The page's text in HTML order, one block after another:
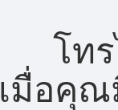
โท
เมื่อคุณ